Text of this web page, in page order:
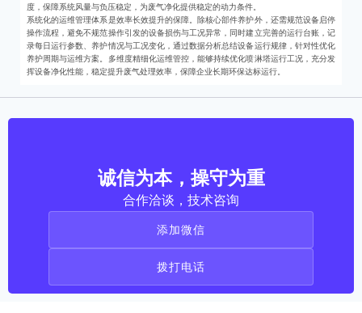
度，保障系统风量与负压稳定，为废气净化提供稳定的动力条件。
系统化的运维管理体系是效率长效提升的保障。除核心部件养护外，还需规范设备启停
操作流程，避免不规范操作引发的设备损伤与工况异常，同时建立完善的运行台账，记
录每日运行参数、养护情况与工况变化，通过数据分析总结设备运行规律，针对性优化
养护周期与运维方案。多维度精细化运维管控，能够持续优化喷淋塔运行工况，充分发
挥设备净化性能，稳定提升废气处理效率，保障企业长期环保达标运行。
诚信为本，操守为重
合作洽谈，技术咨询
添加微信
拨打电话